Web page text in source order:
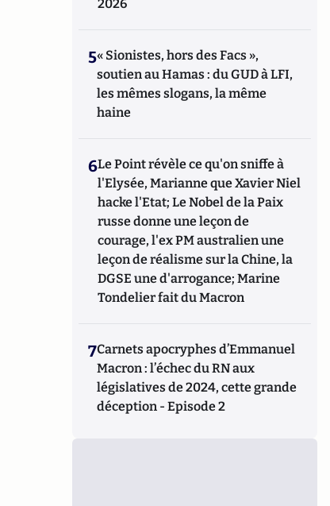
2026
5« Sionistes, hors des Facs »,
soutien au Hamas : du GUD à LFI,
les mêmes slogans, la même
haine
6Le Point révèle ce qu'on sniffe à
l'Elysée, Marianne que Xavier Niel
hacke l'Etat; Le Nobel de la Paix
russe donne une leçon de
courage, l'ex PM australien une
leçon de réalisme sur la Chine, la
DGSE une d'arrogance; Marine
Tondelier fait du Macron
7Carnets apocryphes d’Emmanuel
Macron : l’échec du RN aux
législatives de 2024, cette grande
déception - Episode 2